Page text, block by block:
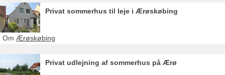
Privat sommerhus til leje i Ærøskøbing
Om Ærøskøbing
Privat udlejning af sommerhus på Ærø